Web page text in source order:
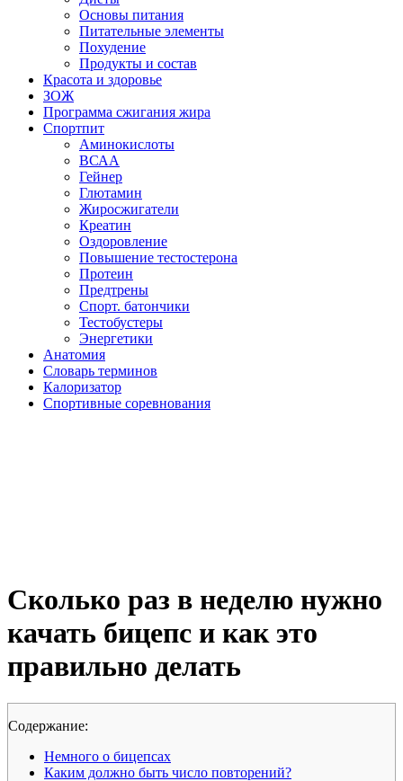
Основы питания
Питательные элементы
Похудение
Продукты и состав
Красота и здоровье
ЗОЖ
Программа сжигания жира
Спортпит
Аминокислоты
ВСАА
Гейнер
Глютамин
Жиросжигатели
Креатин
Оздоровление
Повышение тестостерона
Протеин
Предтрены
Спорт. батончики
Тестобустеры
Энергетики
Анатомия
Словарь терминов
Калоризатор
Спортивные соревнования
Сколько раз в неделю нужно
качать бицепс и как это
правильно делать
Cодержание:
Немного о бицепсах
Каким должно быть число повторений?